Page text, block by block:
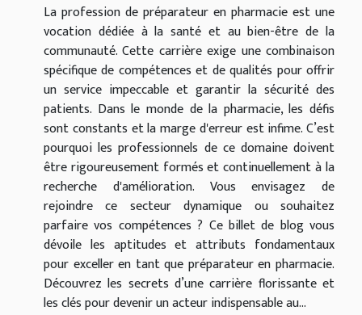
La profession de préparateur en pharmacie est une
vocation dédiée à la santé et au bien-être de la
communauté. Cette carrière exige une combinaison
spécifique de compétences et de qualités pour offrir
un service impeccable et garantir la sécurité des
patients. Dans le monde de la pharmacie, les défis
sont constants et la marge d'erreur est infime. C’est
pourquoi les professionnels de ce domaine doivent
être rigoureusement formés et continuellement à la
recherche d'amélioration. Vous envisagez de
rejoindre ce secteur dynamique ou souhaitez
parfaire vos compétences ? Ce billet de blog vous
dévoile les aptitudes et attributs fondamentaux
pour exceller en tant que préparateur en pharmacie.
Découvrez les secrets d’une carrière florissante et
les clés pour devenir un acteur indispensable au...